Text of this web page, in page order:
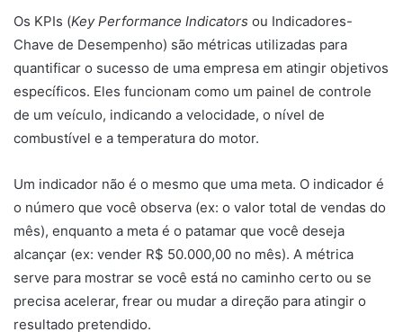
Os KPIs (Key Performance Indicators ou Indicadores-
Chave de Desempenho) são métricas utilizadas para
quantificar o sucesso de uma empresa em atingir objetivos
específicos. Eles funcionam como um painel de controle
de um veículo, indicando a velocidade, o nível de
combustível e a temperatura do motor.
Um indicador não é o mesmo que uma meta. O indicador é
o número que você observa (ex: o valor total de vendas do
mês), enquanto a meta é o patamar que você deseja
alcançar (ex: vender R$ 50.000,00 no mês). A métrica
serve para mostrar se você está no caminho certo ou se
precisa acelerar, frear ou mudar a direção para atingir o
resultado pretendido.